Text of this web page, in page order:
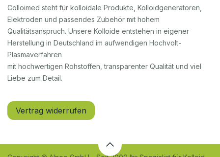
Colloimed steht für kolloidale Produkte, Kolloidgeneratoren,
Elektroden und passendes Zubehör mit hohem
Qualitätsanspruch. Unsere Kolloide entstehen in eigener
Herstellung in Deutschland im aufwendigen Hochvolt-
Plasmaverfahren
mit hochwertigen Rohstoffen, transparenter Qualität und viel
Liebe zum Detail.
Vertrag widerrufen